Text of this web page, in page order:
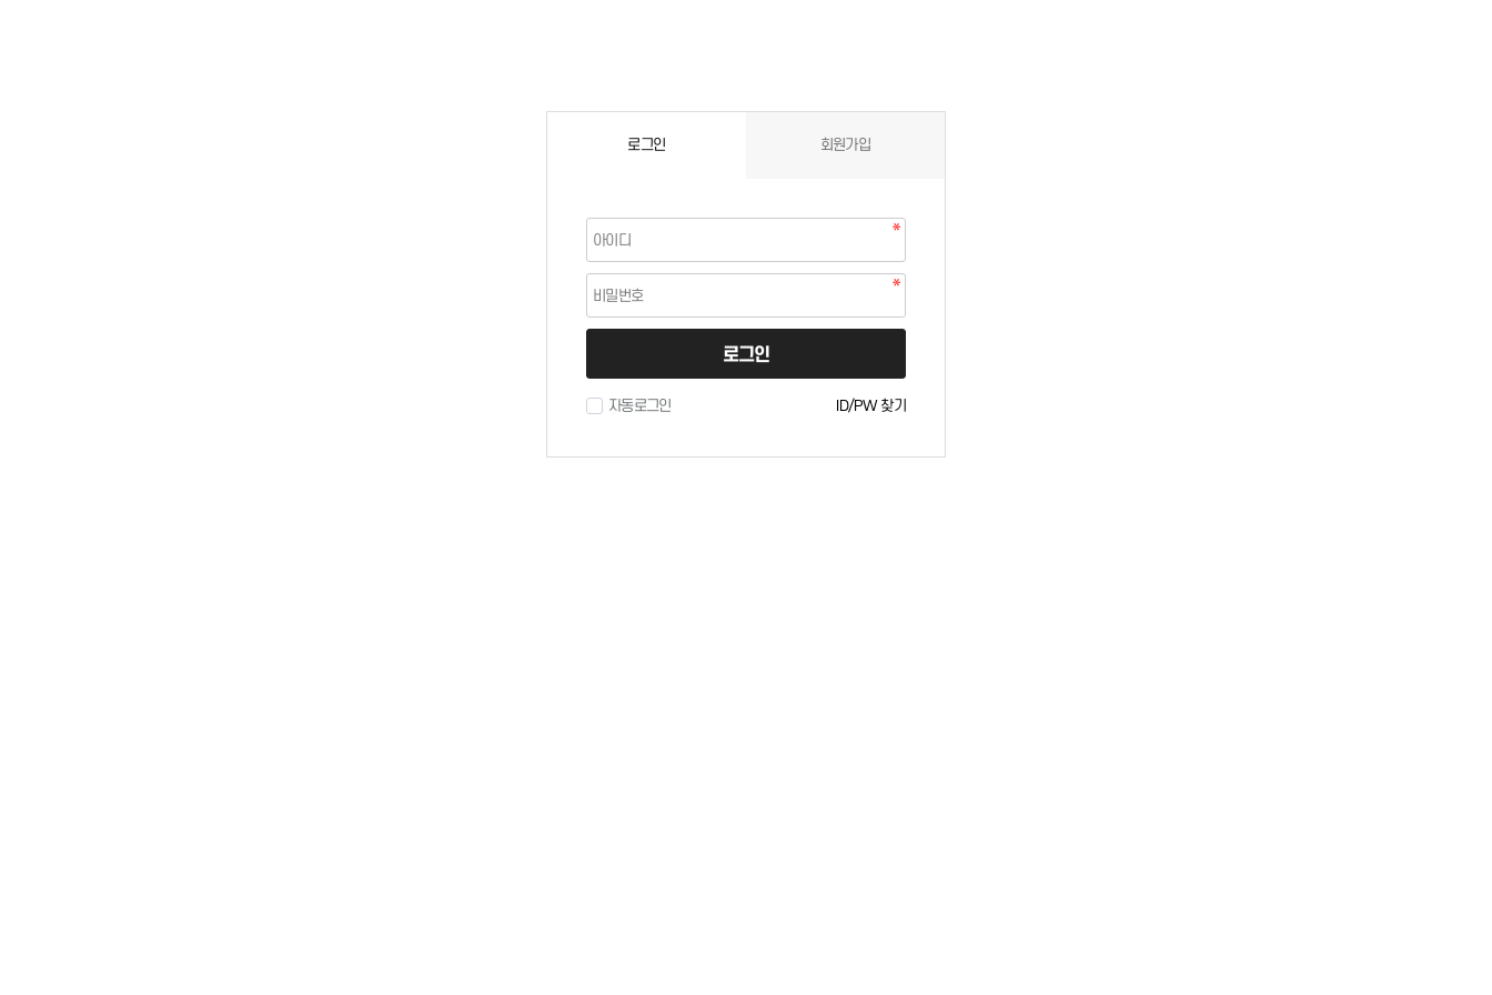
로그인 회원가입
로그인
자동로그인 ID/PW 찾기